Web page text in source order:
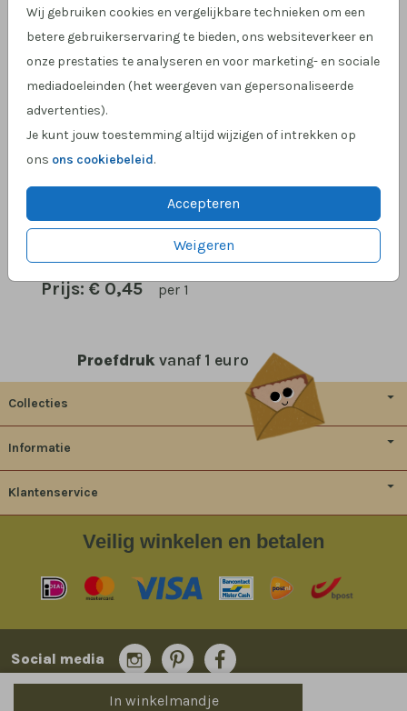
Wij gebruiken cookies en vergelijkbare technieken om een
betere gebruikerservaring te bieden, ons websiteverkeer en
onze prestaties te analyseren en voor marketing- en sociale
mediadoeleinden (het weergeven van gepersonaliseerde
advertenties).
Je kunt jouw toestemming altijd wijzigen of intrekken op
ons ons cookiebeleid.
Accepteren
Weigeren
Aantal x 1 Prijs:€ 0,45
In winkelmandje
Hulp nodig?
Klantcijfer 4,9 op Google!
OMSCHRIJVING
denim (recycled) 15 x 11
Prijs:€ 0,45 per 1
Proefdruk vanaf 1 euro
Collecties
Informatie
Klantenservice
Veilig winkelen en betalen
Social media
© 2014-2026 Bladergoud